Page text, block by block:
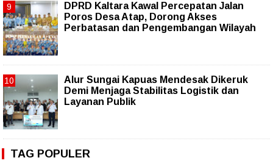
DPRD Kaltara Kawal Percepatan Jalan
Poros Desa Atap, Dorong Akses
Perbatasan dan Pengembangan Wilayah
Alur Sungai Kapuas Mendesak Dikeruk
Demi Menjaga Stabilitas Logistik dan
Layanan Publik
TAG POPULER